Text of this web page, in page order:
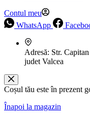
Contul meu
WhatsApp
Adresă: Str.
judet Valcea
Coșul tău este în prezent
Înapoi la magazin